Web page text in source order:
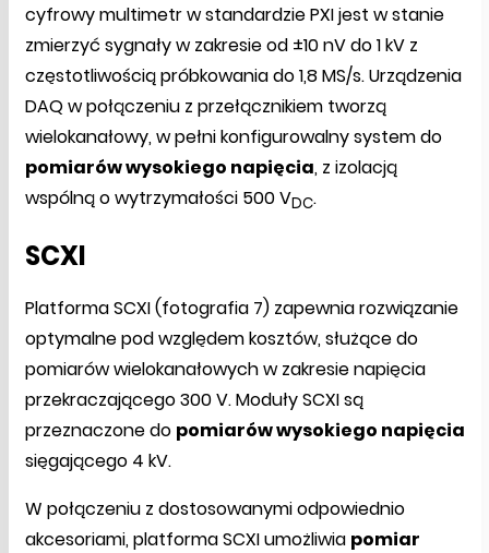
cyfrowy multimetr w standardzie PXI jest w stanie
zmierzyć sygnały w zakresie od ±10 nV do 1 kV z
częstotliwością próbkowania do 1,8 MS/s. Urządzenia
DAQ w połączeniu z przełącznikiem tworzą
wielokanałowy, w pełni konfigurowalny system do
pomiarów wysokiego napięcia, z izolacją
wspólną o wytrzymałości 500 VDC.
SCXI
Platforma SCXI (fotografia 7) zapewnia rozwiązanie
optymalne pod względem kosztów, służące do
pomiarów wielokanałowych w zakresie napięcia
przekraczającego 300 V. Moduły SCXI są
przeznaczone do pomiarów wysokiego napięcia
sięgającego 4 kV.
W połączeniu z dostosowanymi odpowiednio
akcesoriami, platforma SCXI umożliwia pomiar